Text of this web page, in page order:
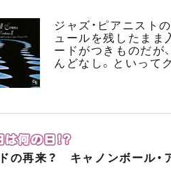
ジャズ・ピアニスト
ュールを残したまま
ードがつきものだが
んどなし。といって
の再来？ キャノンボール・